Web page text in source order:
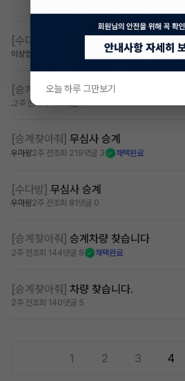
[수다방] 제네시스 무심사 저신용 찾습
이상엽
[승계찾아줘] 신용회복중 승계가능차량
.2주 전조회 197댓글 4
[승계찾아줘] 무심사 승계
우마왕2주 전조회 219댓글 3 채택완료
[수다방] 무심사 승계
우마왕2주 전조회 81 댓글 0
[승계찾아줘] 승계차량 찾습니다
2주 전조회 144댓글 8 채택완료
[승계찾아줘] 차량 찾습니다.
2주 전조회 140댓글 5
1 2 3 4
오늘 하루 그만보기